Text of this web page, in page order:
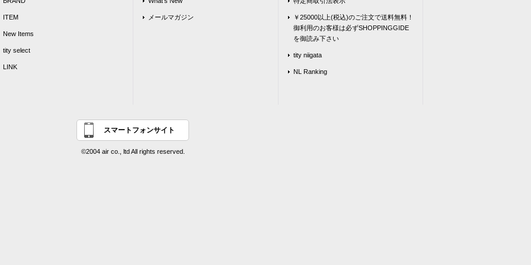
ITEM
New Items
tity select
LINK
メールマガジン
￥25000以上(税込)のご注文で送料無料！
御利用のお客様は必ずSHOPPINGGIDE
を御読み下さい
tity niigata
NL Ranking
スマートフォンサイト
©2004 air co., ltd All rights reserved.